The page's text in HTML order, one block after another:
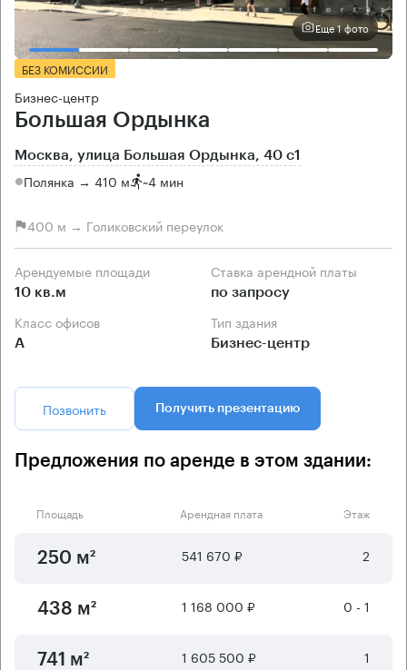
Еще 1 фото
БЕЗ КОМИССИИ
Бизнес-центр
Большая Ордынка
Москва, улица Большая Ордынка, 40 с1
Полянка → 410 м ~4 мин
400 м → Голиковский переулок
Арендуемые площади
10 кв.м
Ставка арендной платы
по запросу
Класс офисов
А
Тип здания
Бизнес-центр
Позвонить Получить презентацию
Предложения по аренде в этом здании:
Площадь Арендная плата Этаж
250 м² 541 670 ₽ 2
438 м² 1 168 000 ₽ 0 - 1
741 м² 1 605 500 ₽ 1